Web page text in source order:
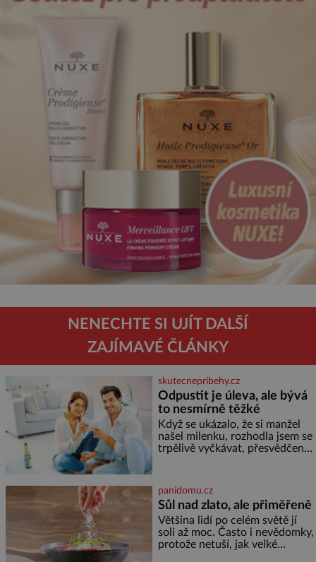
NENECHTE SI UJÍT DALŠÍ
ZAJÍMAVÉ ČLÁNKY
skutecnepribehy.cz
Odpustit je úleva, ale bývá
to nesmírně těžké
Když se ukázalo, že si manžel
našel milenku, rozhodla jsem se
trpělivě vyčkávat, přesvědčena,
nejtěžších věcí na světě. Ale
každý, kdo s tím má nějaké
zkušenosti, se zapřísahá, že
pokud odpustíte, znatelně se
vám uleví. Když se ke mně
doneslo, že si manžel pořídil
panidomu.cz
Sůl nad zlato, ale přiměřeně
Většina lidí po celém světě jí
soli až moc. Často i nevědomky,
protože netuší, jak velké